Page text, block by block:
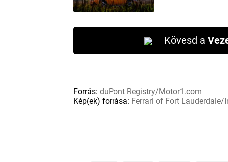
Kövesd a
Forrás: duPont Registry/Motor1.com
Kép(ek) forrása: Ferrari of Fort Lauderdale/